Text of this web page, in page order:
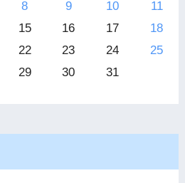
8 9 10
11
15 16 17
18
22 23 24
25
29 30
31